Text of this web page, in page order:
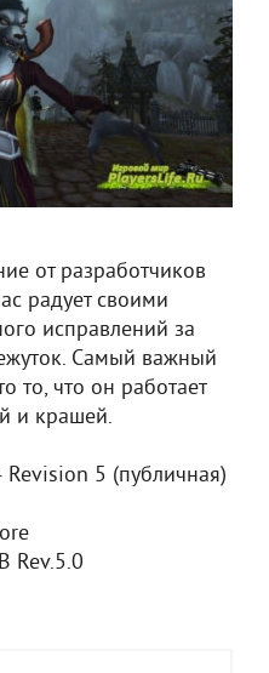
от разработчиков
радует своими
исправлений за
Самый важный
то, что он работает
и крашей.
Revision 5 (публичная)
Rev.5.0